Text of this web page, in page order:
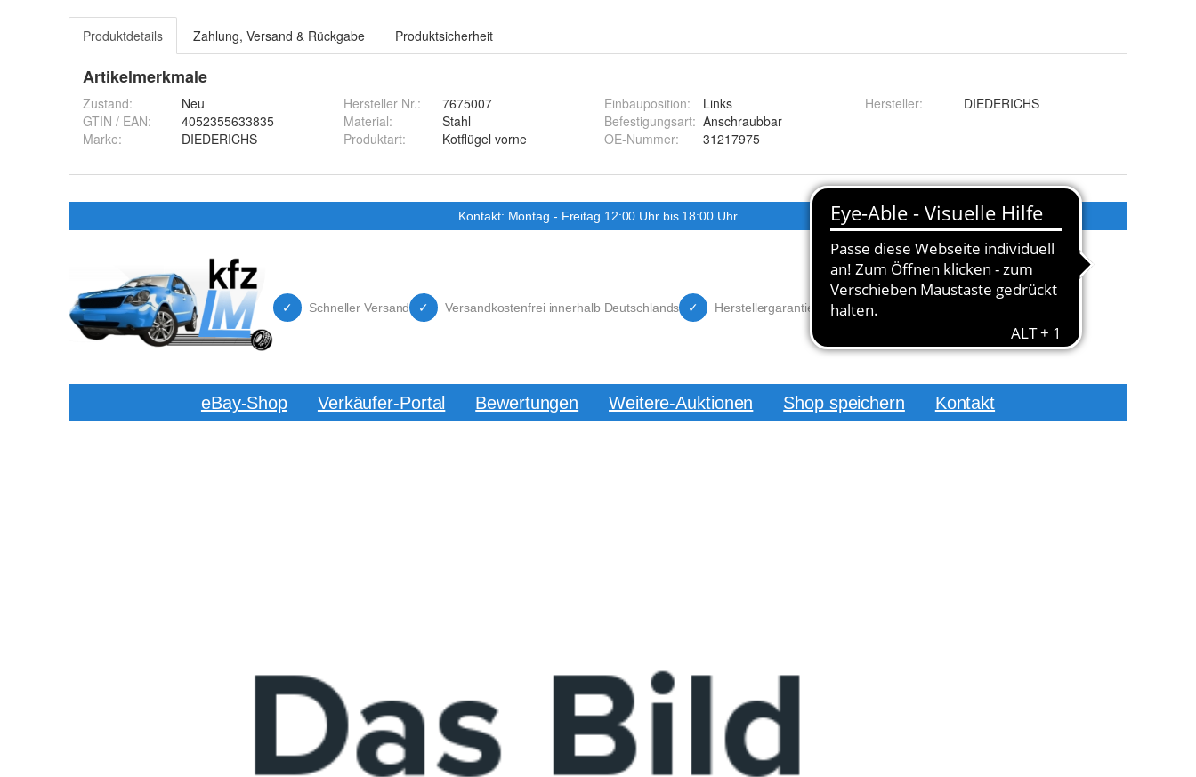
Produktdetails Zahlung, Versand & Rückgabe Produktsicherheit
Artikelmerkmale
Zustand:
Neu
GTIN / EAN:
4052355633835
Marke:
DIEDERICHS
Hersteller Nr.:
7675007
Material:
Stahl
Produktart: Kotflügel vorne
Einbauposition:
Links
Befestigungsart: Anschraubbar
OE-Nummer: 31217975
Hersteller: DIEDERICHS